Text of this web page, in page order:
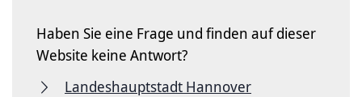
Haben Sie eine Frage und finden auf dieser
Website keine Antwort?
Landeshauptstadt Hannover